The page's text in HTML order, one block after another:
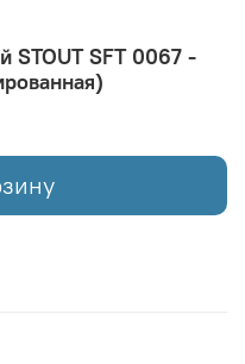
STOUT SFT 0067 -